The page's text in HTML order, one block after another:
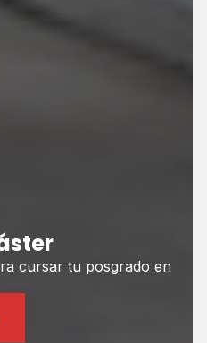
cursar tu posgrado en